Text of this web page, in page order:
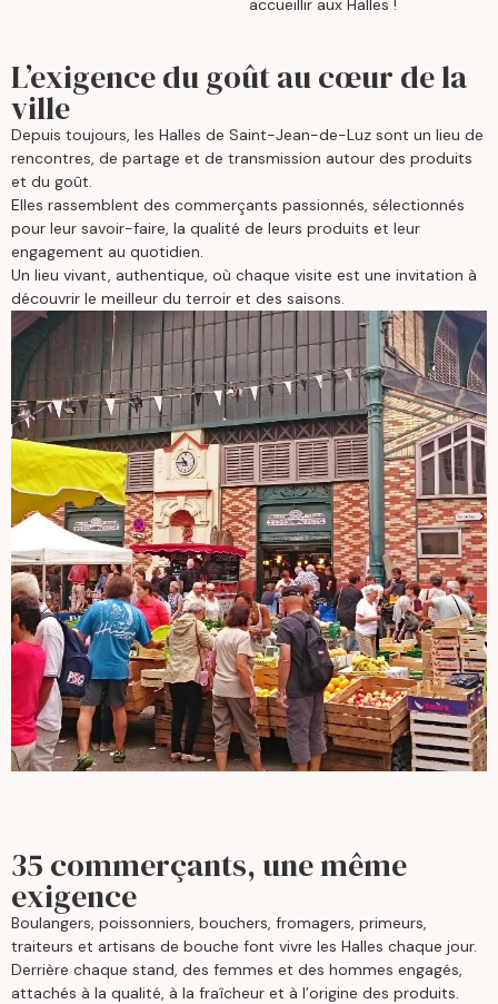
L’exigence du goût au cœur de la
ville
Depuis toujours, les Halles de Saint-Jean-de-Luz sont un lieu de
rencontres, de partage et de transmission autour des produits
et du goût.
Elles rassemblent des commerçants passionnés, sélectionnés
pour leur savoir-faire, la qualité de leurs produits et leur
engagement au quotidien.
Un lieu vivant, authentique, où chaque visite est une invitation à
découvrir le meilleur du terroir et des saisons.
35 commerçants, une même
exigence
Boulangers, poissonniers, bouchers, fromagers, primeurs,
traiteurs et artisans de bouche font vivre les Halles chaque jour.
Derrière chaque stand, des femmes et des hommes engagés,
attachés à la qualité, à la fraîcheur et à l’origine des produits.